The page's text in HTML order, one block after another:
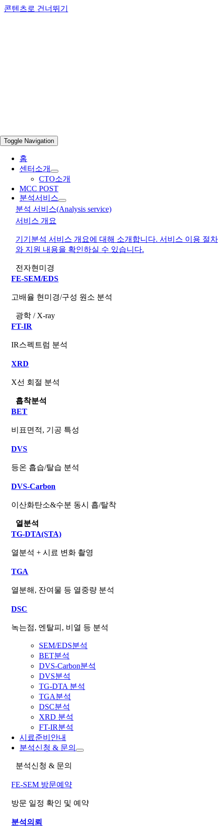
콘텐츠로 건너뛰기
Toggle Navigation
홈
센터소개
CTO소개
MCC POST
분석서비스
분석 서비스(Analysis service)
서비스 개요
기기분석 서비스 개요에 대해 소개합니다. 서비스 이용 절차
와 지원 내용을 확인하실 수 있습니다.
전자현미경
FE-SEM/EDS
고배율 현미경/구성 원소 분석
광학 / X-ray
FT-IR
IR스펙트럼 분석
XRD
X선 회절 분석
흡착분석
BET
비표면적, 기공 특성
DVS
등온 흡습/탈습 분석
DVS-Carbon
이산화탄소&수분 동시 흡/탈착
열분석
TG-DTA(STA)
열분석 + 시료 변화 촬영
TGA
열분해, 잔여물 등 열중량 분석
DSC
녹는점, 엔탈피, 비열 등 분석
SEM/EDS분석
BET분석
DVS-Carbon분석
DVS분석
TG-DTA 분석
TGA분석
DSC분석
XRD 분석
FT-IR분석
시료준비안내
분석신청 & 문의
분석신청 & 문의
FE-SEM 방문예약
방문 일정 확인 및 예약
분석의뢰